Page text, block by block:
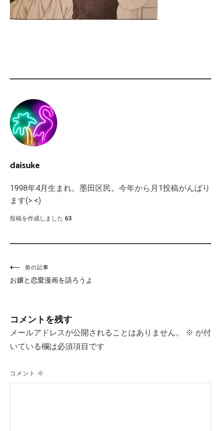
daisuke
1998年4月生まれ。墨田区民。今年から月1投稿がんばり
ます(> <)
投稿を作成しました 63
投
稿
ビ
ゲ
シ
前の記事
お嬢と恋愛漫画を語ろうよ
コメントを残す
メールアドレスが公開されることはありません。 ※ が付
いている欄は必須項目です
コメント ※